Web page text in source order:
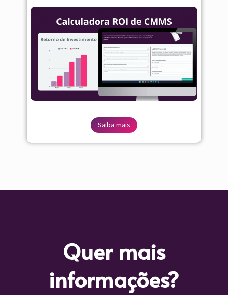
Saiba mais
Quer mais
informações?